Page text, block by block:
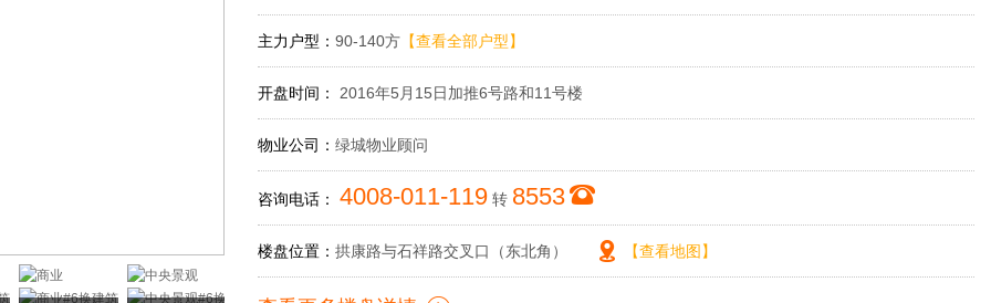
主力户型： 90-140方 【查看全部户型】
开盘时间： 2016年5月15日加推6号路和11号楼
物业公司： 绿城物业顾问
咨询电话： 4008-011-119 转 8553
楼盘位置： 拱康路与石祥路交叉口（东北角） 【查看地图】